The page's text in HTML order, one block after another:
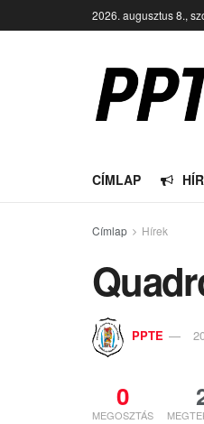
2026. augusztus 8.,
CÍMLAP
Címlap Hírek
PPTE
0
MEGOSZTÁS